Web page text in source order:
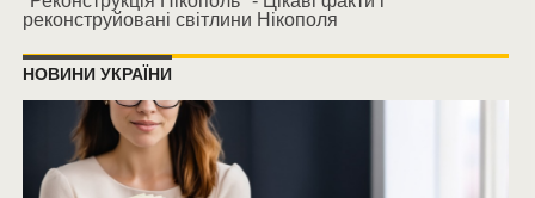
реконструйовані світлини Нікополя
НОВИНИ УКРАЇНИ